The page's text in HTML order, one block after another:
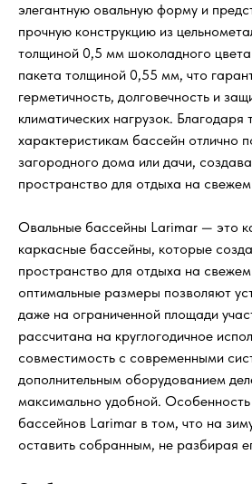
элегантную овальную форму и
прочную конструкцию из
толщиной 0,5 мм шоколадного
пакета толщиной 0,55 мм, что
герметичность, долговечность и
климатических нагрузок. Благодаря
характеристикам бассейн отлично
загородного дома или дачи,
пространство для отдыха на свежем
Овальные бассейны Larimar — это
каркасные бассейны, которые
пространство для отдыха на
оптимальные размеры позволяют
даже на ограниченной площади
рассчитана на круглогодичное
совместимость с современными
дополнительным оборудованием
максимально удобной. Особенность
бассейнов Larimar в том, что на
оставить собранным, не разбирая